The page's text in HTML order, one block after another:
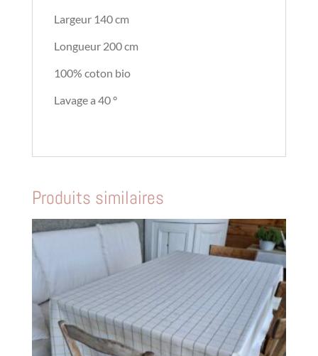
Largeur 140 cm
Longueur 200 cm
100% coton bio
Lavage a 40 °
Produits similaires